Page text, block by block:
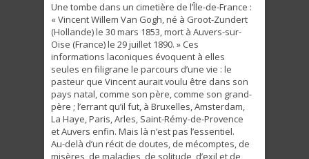
Une tombe dans un cimetière de l’Île-de-France :
« Vincent Willem Van Gogh, né à Groot-Zundert
(Hollande) le 30 mars 1853, mort à Auvers-sur-
Oise (France) le 29 juillet 1890. » Ces
informations laconiques évoquent à elles
seules en filigrane le parcours d’une vie : le
pasteur que Vincent aurait voulu être dans son
pays natal, comme son père, comme son grand-
père ; l’errant qu’il fut, à Bruxelles, Amsterdam,
La Haye, Paris, Arles, Saint-Rémy-de-Provence
et Auvers enfin. Mais là n’est pas l’essentiel.
Au-delà d’un récit de doutes, de mécomptes, de
misères, de maladies, de solitude, d’exil et de